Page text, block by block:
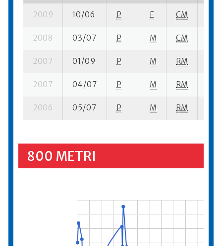
2009 10/06 P E CM
2008 03/07 P M CM
2007 01/09 P M RM
2007 04/07 P M RM
2006 05/07 P M RM
800 METRI